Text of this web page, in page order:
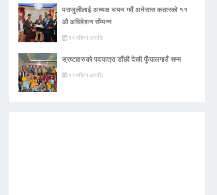
पराजुलीलाई अध्यक्ष चयन गर्दै अनेसास कतारको ११
औ अधिबेशन सँम्पन्न
११ महिना अगाडि
स्रष्टाहरुको पदयात्रा डाँछी देखी फुँयालगाउँ सम्म
१२ महिना अगाडि